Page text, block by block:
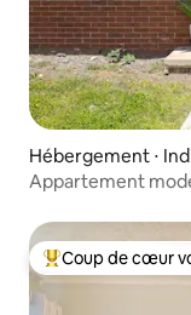
Hébergement ⋅
Appartement
Coups de cœur
Coup de cœur